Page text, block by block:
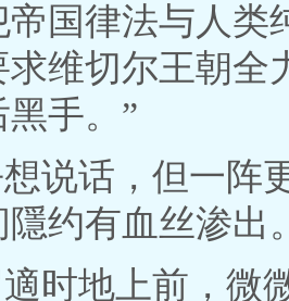
帝国律法与人
求维切尔王朝
手。”
说话，但一阵
约有血丝渗出
时地上前，微